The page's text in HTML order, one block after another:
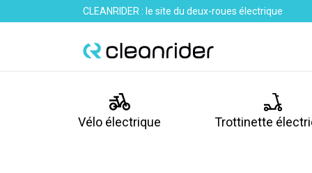
CLEANRIDER : le site du deux-roues électrique
Vélo électrique Trottinette